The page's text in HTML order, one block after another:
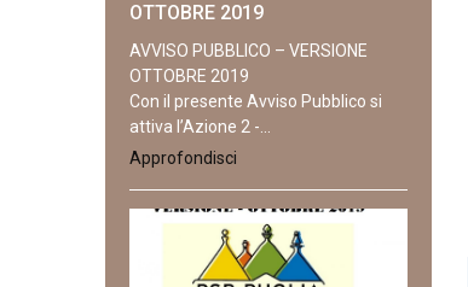
OTTOBRE 2019
AVVISO PUBBLICO – VERSIONE
OTTOBRE 2019
Con il presente Avviso Pubblico si
attiva l’Azione 2 -...
Approfondisci